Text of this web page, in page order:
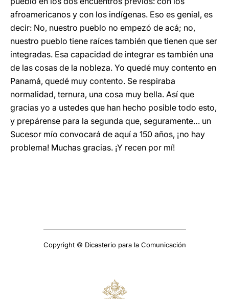
afroamericanos y con los indígenas. Eso es genial, es
decir: No, nuestro pueblo no empezó de acá; no,
nuestro pueblo tiene raíces también que tienen que ser
integradas. Esa capacidad de integrar es también una
de las cosas de la nobleza. Yo quedé muy contento en
Panamá, quedé muy contento. Se respiraba
normalidad, ternura, una cosa muy bella. Así que
gracias yo a ustedes que han hecho posible todo esto,
y prepárense para la segunda que, seguramente… un
Sucesor mío convocará de aquí a 150 años, ¡no hay
problema! Muchas gracias. ¡Y recen por mí!
Copyright © Dicasterio para la Comunicación